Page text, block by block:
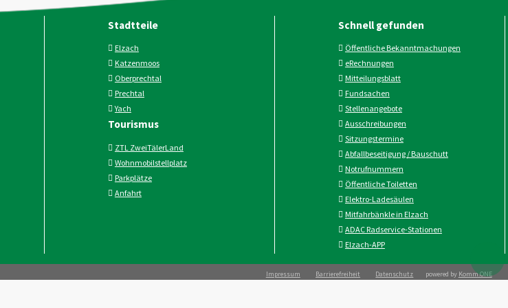
Stadtteile
Elzach
Katzenmoos
Oberprechtal
Prechtal
Yach
Tourismus
ZTL ZweiTälerLand
Wohnmobilstellplatz
Parkplätze
Anfahrt
Schnell gefunden
Öffentliche Bekanntmachungen
eRechnungen
Mitteilungsblatt
Fundsachen
Stellenangebote
Ausschreibungen
Sitzungstermine
Abfallbeseitigung / Bauschutt
Notrufnummern
Öffentliche Toiletten
Elektro-Ladesäulen
Mitfahrbänkle in Elzach
ADAC Radservice-Stationen
Elzach-APP
Impressum Barrierefreiheit Datenschutz powered by Komm.ONE